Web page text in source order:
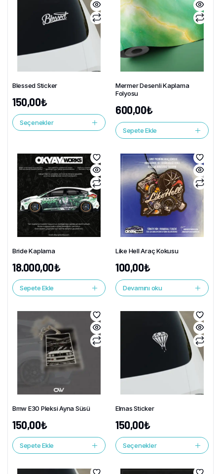
Blessed Sticker
150,00₺
Seçenekler
Mermer Desenli Kaplama
Folyosu
600,00₺
Sepete Ekle
Bride Kaplama
18.000,00₺
Sepete Ekle
Like Hell Araç Kokusu
100,00₺
Devamını oku
Bmw E30 Pleksi Ayna Süsü
150,00₺
Sepete Ekle
Elmas Sticker
150,00₺
Seçenekler